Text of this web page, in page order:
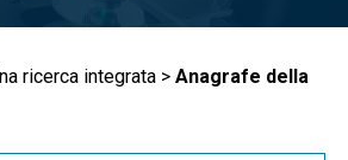
ricerca integrata
Anagrafe della